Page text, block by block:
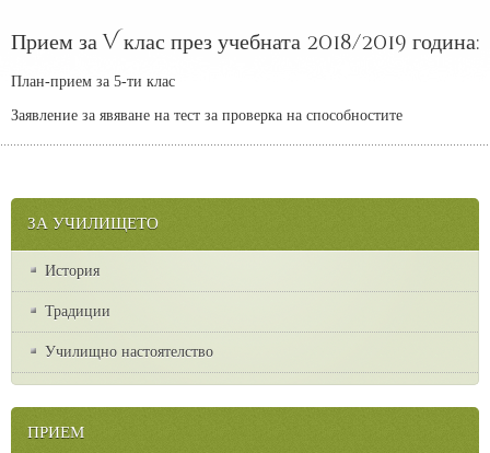
Прием за V клас през учебната 2018/2019 година:
План-прием за 5-ти клас
Заявление за явяване на тест за проверка на способностите
ЗА УЧИЛИЩЕТО
История
Традиции
Училищно настоятелство
ПРИЕМ